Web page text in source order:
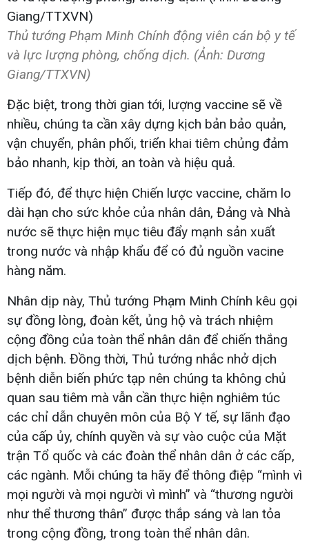
Thủ tướng Phạm Minh Chính động viên cán bộ y tế
và lực lượng phòng, chống dịch. (Ảnh: Dương
Giang/TTXVN)
Đặc biệt, trong thời gian tới, lượng vaccine sẽ về
nhiều, chúng ta cần xây dựng kịch bản bảo quản,
vận chuyển, phân phối, triển khai tiêm chủng đảm
bảo nhanh, kịp thời, an toàn và hiệu quả.
Tiếp đó, để thực hiện Chiến lược vaccine, chăm lo
dài hạn cho sức khỏe của nhân dân, Đảng và Nhà
nước sẽ thực hiện mục tiêu đẩy mạnh sản xuất
trong nước và nhập khẩu để có đủ nguồn vacine
hàng năm.
Nhân dịp này, Thủ tướng Phạm Minh Chính kêu gọi
sự đồng lòng, đoàn kết, ủng hộ và trách nhiệm
cộng đồng của toàn thể nhân dân để chiến thắng
dịch bệnh. Đồng thời, Thủ tướng nhắc nhở dịch
bệnh diễn biến phức tạp nên chúng ta không chủ
quan sau tiêm mà vẫn cần thực hiện nghiêm túc
các chỉ dẫn chuyên môn của Bộ Y tế, sự lãnh đạo
của cấp ủy, chính quyền và sự vào cuộc của Mặt
trận Tổ quốc và các đoàn thể nhân dân ở các cấp,
các ngành. Mỗi chúng ta hãy để thông điệp “mình vì
mọi người và mọi người vì mình” và “thương người
như thể thương thân” được thắp sáng và lan tỏa
trong cộng đồng, trong toàn thể nhân dân.